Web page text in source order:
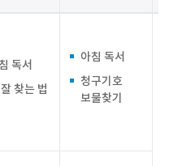
독서
찾는 법
아침 독서
청구기호
보물찾기